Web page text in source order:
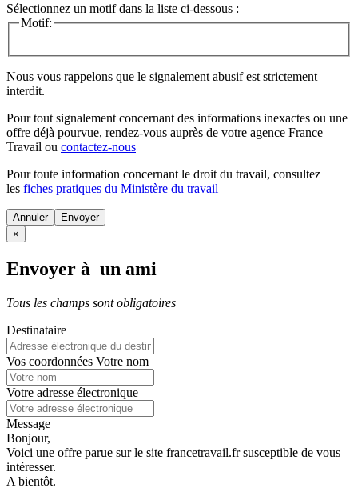
Sélectionnez un motif dans la liste ci-dessous :
Motif:
Nous vous rappelons que le signalement abusif est strictement
interdit.
Pour tout signalement concernant des informations inexactes ou une
offre déjà pourvue, rendez-vous auprès de votre agence France
Travail ou contactez-nous
Pour toute information concernant le droit du travail, consultez
les fiches pratiques du Ministère du travail
Annuler
×
Envoyer à un ami
Tous les champs sont obligatoires
Destinataire
Vos coordonnées Votre nom
Votre adresse électronique
Message
Bonjour,
Voici une offre parue sur le site francetravail.fr susceptible de vous
intéresser.
A bientôt.